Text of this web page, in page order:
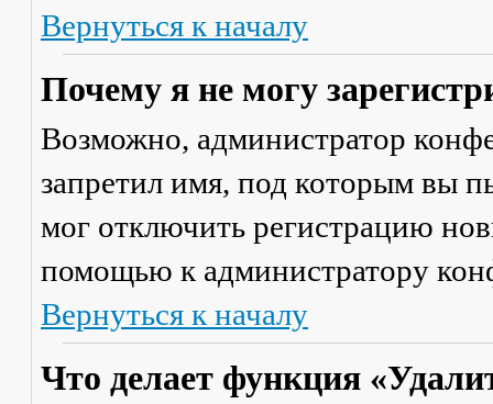
Вернуться к началу
Почему я не могу
Возможно, администратор
запретил имя, под которым вы
мог отключить регистрацию
помощью к администратору
Вернуться к началу
Что делает функция